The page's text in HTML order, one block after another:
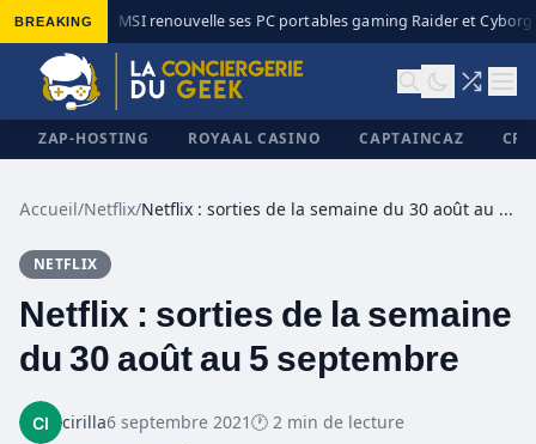
BREAKING MSI renouvelle ses PC portables gaming Raider et Cyborg
ZAP-HOSTING ROYAAL CASINO CAPTAINCAZ
Accueil/Netflix/ Netflix : sorties de la semaine du 30 août au 5 septembre
NETFLIX
Netflix : sorties de la semaine
du 30 août au 5 septembre
cirilla6 septembre 2021🕐 2 min de lecture